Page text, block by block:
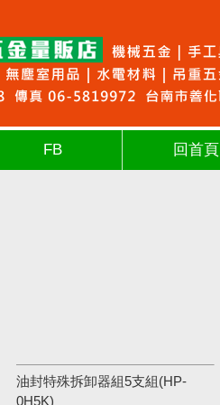
FB 回首頁
油封特殊拆卸器組5支組(HP-
0H5K)